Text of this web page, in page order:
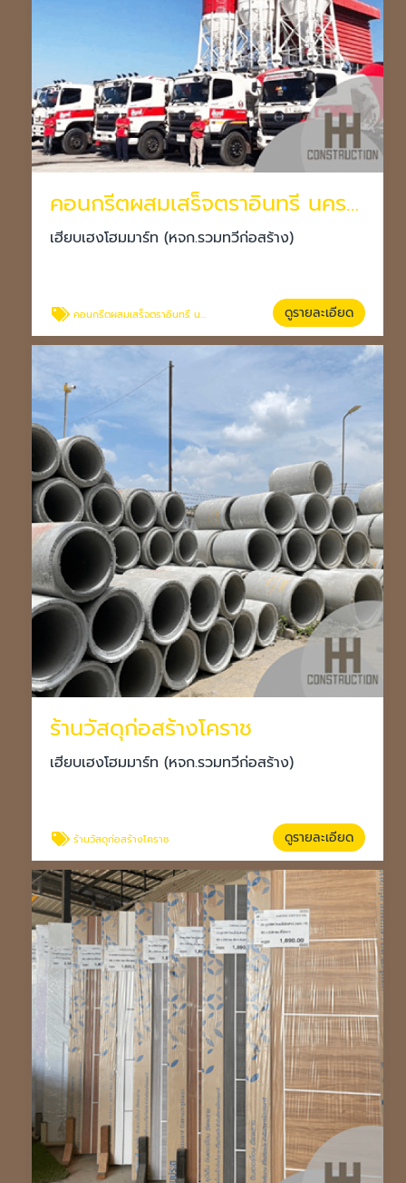
คอนกรีตผสมเสร็จตราอินทรี นครราชสีมา
เฮียบเฮงโฮมมาร์ท (หจก.รวมทวีก่อสร้าง)
คอนกรีตผสมเสร็จตราอินทรี นครราชสีมา ดูรายละเอียด
ร้านวัสดุก่อสร้างโคราช
เฮียบเฮงโฮมมาร์ท (หจก.รวมทวีก่อสร้าง)
ร้านวัสดุก่อสร้างโคราช ดูรายละเอียด